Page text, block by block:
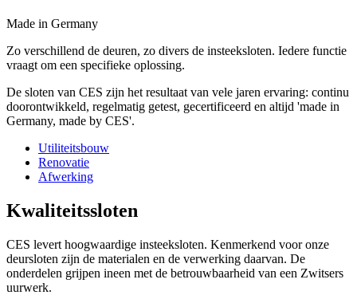
Made in Germany
Zo verschillend de deuren, zo divers de insteeksloten. Iedere functie
vraagt om een specifieke oplossing.
De sloten van CES zijn het resultaat van vele jaren ervaring: continu
doorontwikkeld, regelmatig getest, gecertificeerd en altijd 'made in
Germany, made by CES'.
Utiliteitsbouw
Renovatie
Afwerking
Kwaliteitssloten
CES levert hoogwaardige insteeksloten. Kenmerkend voor onze
deursloten zijn de materialen en de verwerking daarvan. De
onderdelen grijpen ineen met de betrouwbaarheid van een Zwitsers
uurwerk.